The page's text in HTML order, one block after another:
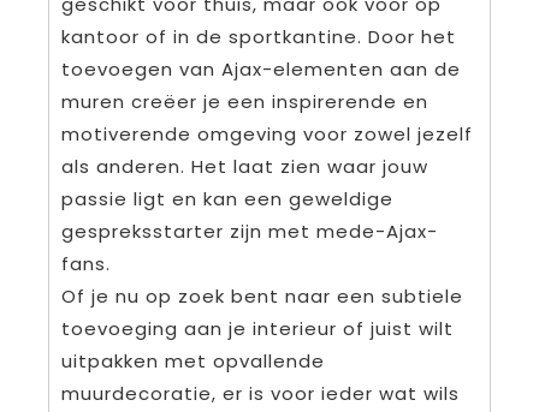
kantoor of in de sportkantine. Door het
toevoegen van Ajax-elementen aan de
muren creëer je een inspirerende en
motiverende omgeving voor zowel jezelf
als anderen. Het laat zien waar jouw
passie ligt en kan een geweldige
gespreksstarter zijn met mede-Ajax-
fans.
Of je nu op zoek bent naar een subtiele
toevoeging aan je interieur of juist wilt
uitpakken met opvallende
muurdecoratie, er is voor ieder wat wils